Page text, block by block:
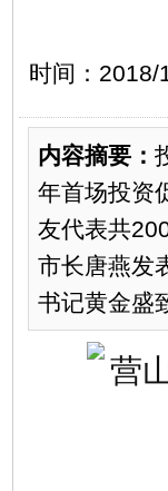
时间：
内容摘要：
年首场投资
友代表共
市长唐燕发
书记黄金盛